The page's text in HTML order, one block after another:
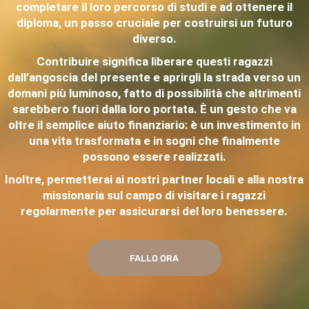
completare il loro percorso di studi e ad ottenere il
diploma, un passo cruciale per costruirsi un futuro
diverso.
Contribuire significa liberare questi ragazzi
dall’angoscia del presente e aprirgli la strada verso un
domani più luminoso, fatto di possibilità che altrimenti
sarebbero fuori dalla loro portata. È un gesto che va
oltre il semplice aiuto finanziario: è un investimento in
una vita trasformata e in sogni che finalmente
possono essere realizzati.
Inoltre, permetterai ai nostri partner locali e alla nostra
missionaria sul campo di visitare i ragazzi
regolarmente per assicurarsi del loro benessere.
FALLO ORA